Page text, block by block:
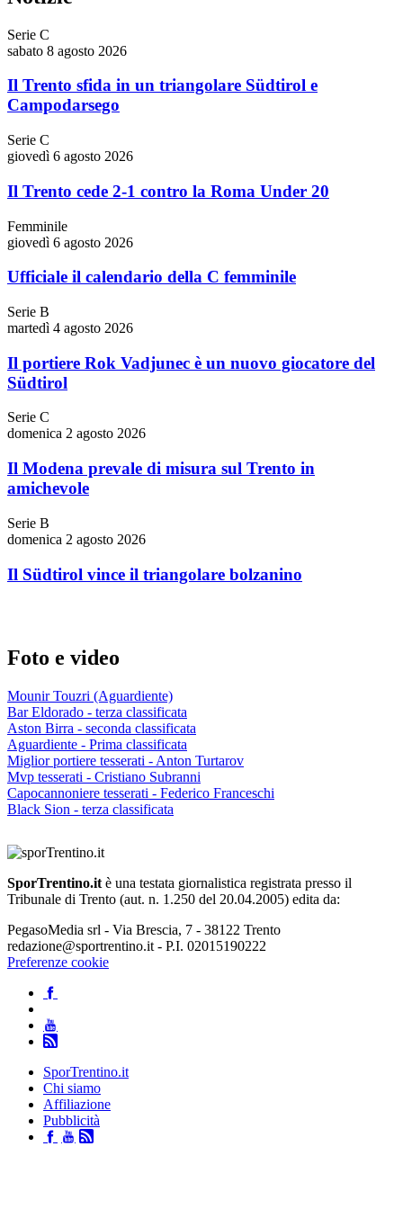
Serie C
sabato 8 agosto 2026
Il Trento sfida in un triangolare Südtirol e
Campodarsego
Serie C
giovedì 6 agosto 2026
Il Trento cede 2-1 contro la Roma Under 20
Femminile
giovedì 6 agosto 2026
Ufficiale il calendario della C femminile
Serie B
martedì 4 agosto 2026
Il portiere Rok Vadjunec è un nuovo giocatore del
Südtirol
Serie C
domenica 2 agosto 2026
Il Modena prevale di misura sul Trento in
amichevole
Serie B
domenica 2 agosto 2026
Il Südtirol vince il triangolare bolzanino
Foto e video
Mounir Touzri (Aguardiente)
Bar Eldorado - terza classificata
Aston Birra - seconda classificata
Aguardiente - Prima classificata
Miglior portiere tesserati - Anton Turtarov
Mvp tesserati - Cristiano Subranni
Capocannoniere tesserati - Federico Franceschi
Black Sion - terza classificata
SporTrentino.it è una testata giornalistica registrata presso il
Tribunale di Trento (aut. n. 1.250 del 20.04.2005) edita da:
PegasoMedia srl - Via Brescia, 7 - 38122 Trento
redazione@sportrentino.it - P.I. 02015190222
Preferenze cookie
SporTrentino.it
Chi siamo
Affiliazione
Pubblicità